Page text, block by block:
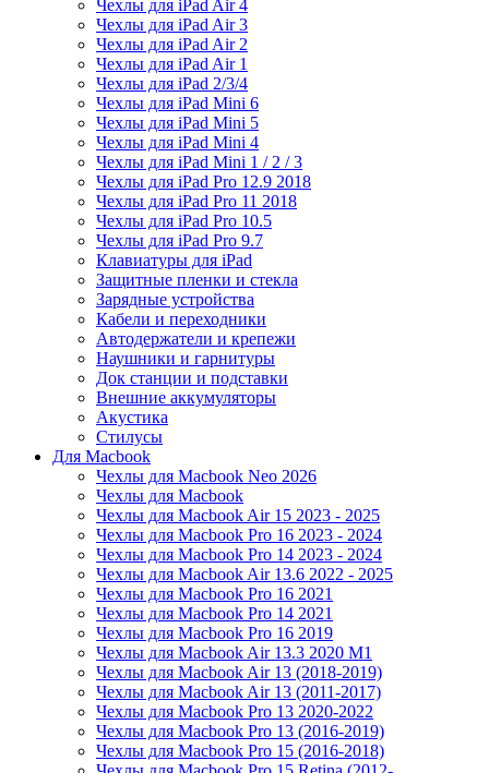
Чехлы для iPad Air 4
Чехлы для iPad Air 3
Чехлы для iPad Air 2
Чехлы для iPad Air 1
Чехлы для iPad 2/3/4
Чехлы для iPad Mini 6
Чехлы для iPad Mini 5
Чехлы для iPad Mini 4
Чехлы для iPad Mini 1 / 2 / 3
Чехлы для iPad Pro 12.9 2018
Чехлы для iPad Pro 11 2018
Чехлы для iPad Pro 10.5
Чехлы для iPad Pro 9.7
Клавиатуры для iPad
Защитные пленки и стекла
Зарядные устройства
Кабели и переходники
Автодержатели и крепежи
Наушники и гарнитуры
Док станции и подставки
Внешние аккумуляторы
Акустика
Стилусы
Для Macbook
Чехлы для Macbook Neo 2026
Чехлы для Macbook
Чехлы для Macbook Air 15 2023 - 2025
Чехлы для Macbook Pro 16 2023 - 2024
Чехлы для Macbook Pro 14 2023 - 2024
Чехлы для Macbook Air 13.6 2022 - 2025
Чехлы для Macbook Pro 16 2021
Чехлы для Macbook Pro 14 2021
Чехлы для Macbook Pro 16 2019
Чехлы для Macbook Air 13.3 2020 M1
Чехлы для Macbook Air 13 (2018-2019)
Чехлы для Macbook Air 13 (2011-2017)
Чехлы для Macbook Pro 13 2020-2022
Чехлы для Macbook Pro 13 (2016-2019)
Чехлы для Macbook Pro 15 (2016-2018)